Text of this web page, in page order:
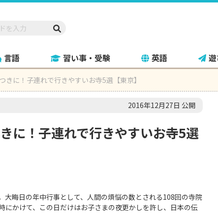
言語 習い事・受験 英語
きに！子連れで行きやすいお寺5選【東京】
2016年12月27日 公開
に！子連れで行きやすいお寺5選
大晦日の年中行事として、人間の煩悩の数とされる108回の寺院
にかけて、この日だけはお子さまの夜更かしを許し、日本の伝